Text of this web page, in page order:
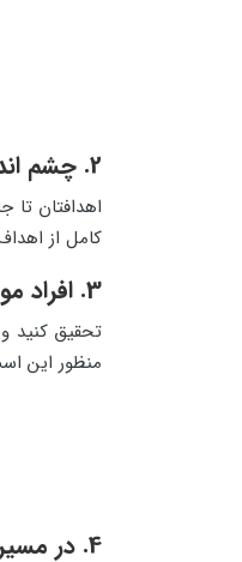
2. چشم انداز مشخصی از اهدافتان داشته باشید
اهدافتان
کامل از
3. افراد موفق را الگو خود قرار دهید
تحقیق کنید و
منظور این
4. در مسیر موفقیت راه‌های مختلف را بررسی کنید